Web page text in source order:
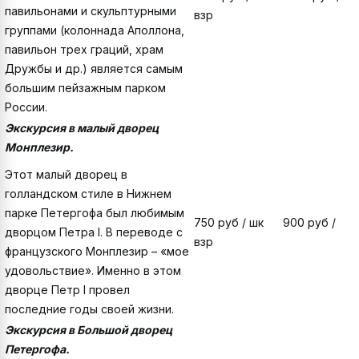
павильонами и скульптурными
группами (колоннада Аполлона,
павильон трех граций, храм
Дружбы и др.) является самым
большим пейзажным парком
России.
взр
Экскурсия в малый дворец
Монплезир.
Этот малый дворец в
голландском стиле в Нижнем
парке Петергофа был любимым
дворцом Петра I. В переводе с
французского Монплезир – «мое
удовольствие». Именно в этом
дворце Петр I провел
последние годы своей жизни.
750 руб / шк 900 руб /
взр
Экскурсия в Большой дворец
Петергофа.